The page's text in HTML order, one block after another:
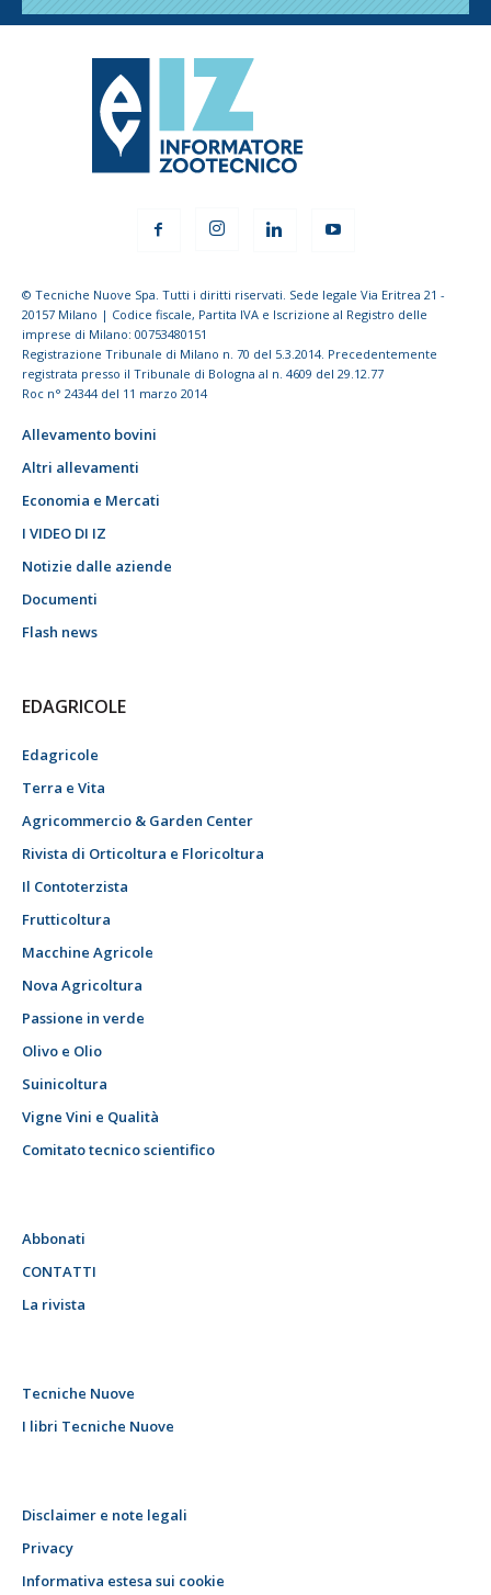
© Tecniche Nuove Spa. Tutti i diritti riservati. Sede legale Via Eritrea 21 -
20157 Milano | Codice fiscale, Partita IVA e Iscrizione al Registro delle
imprese di Milano: 00753480151
Registrazione Tribunale di Milano n. 70 del 5.3.2014. Precedentemente
registrata presso il Tribunale di Bologna al n. 4609 del 29.12.77
Roc n° 24344 del 11 marzo 2014
Allevamento bovini
Altri allevamenti
Economia e Mercati
I VIDEO DI IZ
Notizie dalle aziende
Documenti
Flash news
EDAGRICOLE
Edagricole
Terra e Vita
Agricommercio & Garden Center
Rivista di Orticoltura e Floricoltura
Il Contoterzista
Frutticoltura
Macchine Agricole
Nova Agricoltura
Passione in verde
Olivo e Olio
Suinicoltura
Vigne Vini e Qualità
Comitato tecnico scientifico
Abbonati
CONTATTI
La rivista
Tecniche Nuove
I libri Tecniche Nuove
Disclaimer e note legali
Privacy
Informativa estesa sui cookie